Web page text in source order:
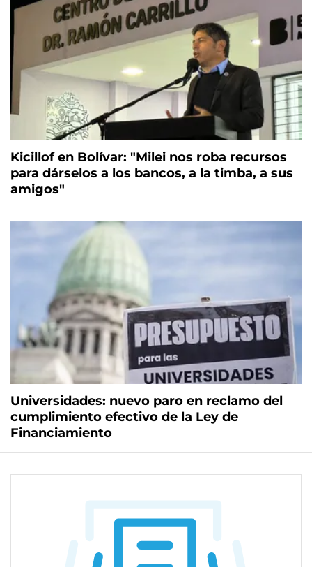
Kicillof en Bolívar: "Milei nos roba recursos
para dárselos a los bancos, a la timba, a sus
amigos"
Universidades: nuevo paro en reclamo del
cumplimiento efectivo de la Ley de
Financiamiento